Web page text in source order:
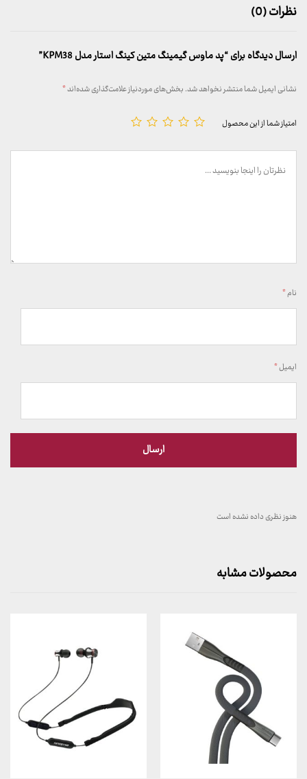
نظرات (0)
ارسال دیدگاه برای “پد ماوس گیمینگ متین کینگ استار مدل KPM38”
نشانی ایمیل شما منتشر نخواهد شد.بخش‌های موردنیاز علامت‌گذاری شده‌اند*
امتیاز شما از این محصول
نام*
ایمیل*
هنوز نظری داده نشده است
محصولات مشابه